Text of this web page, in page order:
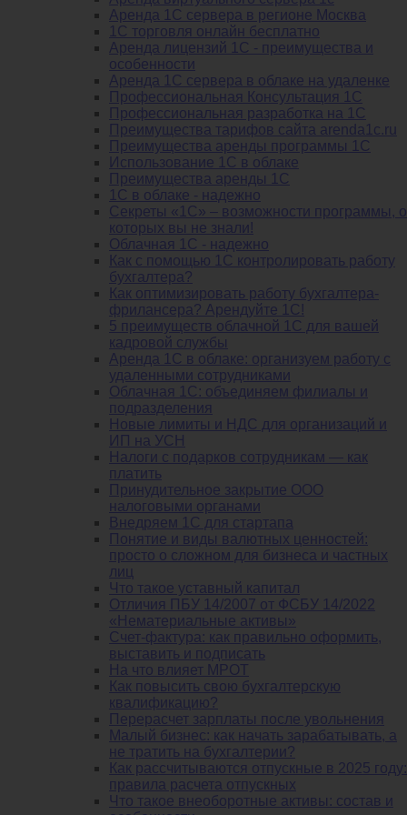
Аренда 1С сервера в регионе Москва
1С торговля онлайн бесплатно
Аренда лицензий 1С - преимущества и
особенности
Аренда 1С сервера в облаке на удаленке
Профессиональная Консультация 1С
Профессиональная разработка на 1С
Преимущества тарифов сайта arenda1c.ru
Преимущества аренды программы 1С
Использование 1С в облаке
Преимущества аренды 1С
1С в облаке - надежно
Секреты «1С» – возможности программы, о
которых вы не знали!
Облачная 1С - надежно
Как с помощью 1С контролировать работу
бухгалтера?
Как оптимизировать работу бухгалтера-
фрилансера? Арендуйте 1С!
5 преимуществ облачной 1С для вашей
кадровой службы
Аренда 1С в облаке: организуем работу с
удаленными сотрудниками
Облачная 1С: объединяем филиалы и
подразделения
Новые лимиты и НДС для организаций и
ИП на УСН
Налоги с подарков сотрудникам — как
платить
Принудительное закрытие ООО
налоговыми органами
Внедряем 1С для стартапа
Понятие и виды валютных ценностей:
просто о сложном для бизнеса и частных
лиц
Что такое уставный капитал
Отличия ПБУ 14/2007 от ФСБУ 14/2022
«Нематериальные активы»
Счет-фактура: как правильно оформить,
выставить и подписать
На что влияет МРОТ
Как повысить свою бухгалтерскую
квалификацию?
Перерасчет зарплаты после увольнения
Малый бизнес: как начать зарабатывать, а
не тратить на бухгалтерии?
Как рассчитываются отпускные в 2025 году:
правила расчета отпускных
Что такое внеоборотные активы: состав и